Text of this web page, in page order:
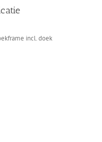
incl. doek